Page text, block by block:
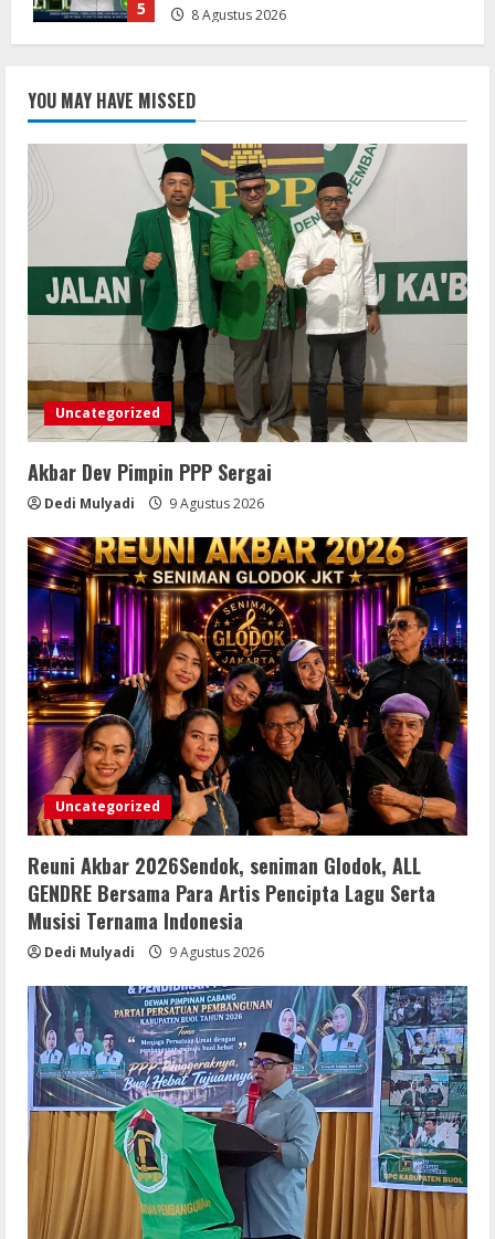
1
2
Artis Pencipta Lagu Serta Musisi
Ternama Indonesia
9 Agustus 2026
3
Bupati Buol Resmi Buka Muscab III
Partai PPP di Hotel Sri Utami Kulango.
8 Agustus 2026
4
KLARIFIKASI DAN EDUKASI
PUBLIKInformasi Yang Belum
Terverifikasi Tidak Dapat Dijadikan
Kebenaran
8 Agustus 2026
5
KLARIFIKASI DAN EDUKASI
PUBLIKInformasi yang Belum
Terverifikasi Tidak Dapat Dijadikan
Kebenaran
8 Agustus 2026
YOU MAY HAVE MISSED
Uncategorized
Akbar Dev Pimpin PPP Sergai
Dedi Mulyadi 9 Agustus 2026
Uncategorized
Reuni Akbar 2026Sendok, seniman Glodok, ALL
GENDRE Bersama Para Artis Pencipta Lagu Serta
Musisi Ternama Indonesia
Dedi Mulyadi 9 Agustus 2026